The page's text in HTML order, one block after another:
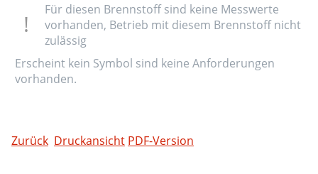
Für diesen Brennstoff sind keine Messwerte
vorhanden, Betrieb mit diesem Brennstoff nicht
zulässig
Erscheint kein Symbol sind keine Anforderungen
vorhanden.
Zurück Druckansicht PDF-Version